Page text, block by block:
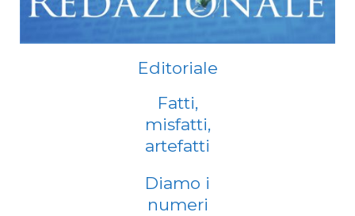
Editoriale
Fatti,
misfatti,
artefatti
Diamo i
numeri